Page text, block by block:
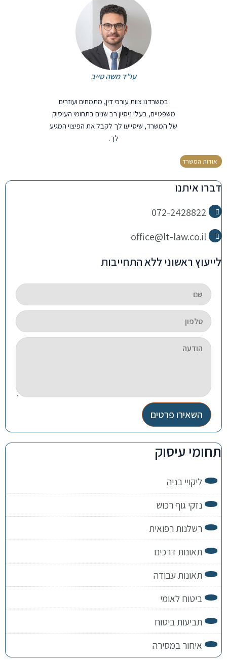
עו"ד משה טייב
במשרדנו צוות עורכי דין, מתמחים ועוזרים
משפטיים, בעלי ניסיון רב שנים בתחומי העיסוק
של המשרד, שיסייעו לך לקבל את הפיצוי המגיע
לך.
אודות המשרד
דברו איתנו
072-2428822
office@lt-law.co.il
לייעוץ ראשוני ללא התחייבות
השאירו פרטים
תחומי עיסוק
ליקויי בניה
נזקי גוף רכוש
רשלנות רפואית
תאונות דרכים
תאונות עבודה
ביטוח לאומי
תביעות ביטוח
איחור במסירה